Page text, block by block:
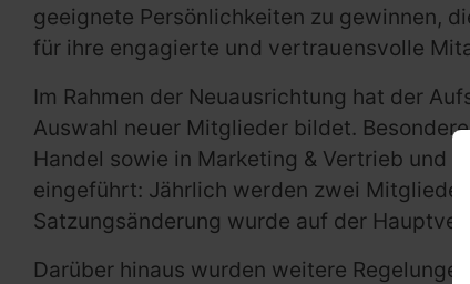
geeignete Persönlichkeiten zu gewinnen,
für ihre engagierte und vertrauensvolle
Im Rahmen der Neuausrichtung hat der
Auswahl neuer Mitglieder bildet.
Handel sowie in Marketing & Vertrieb und
eingeführt: Jährlich werden zwei
Satzungsänderung wurde auf der
Darüber hinaus wurden weitere